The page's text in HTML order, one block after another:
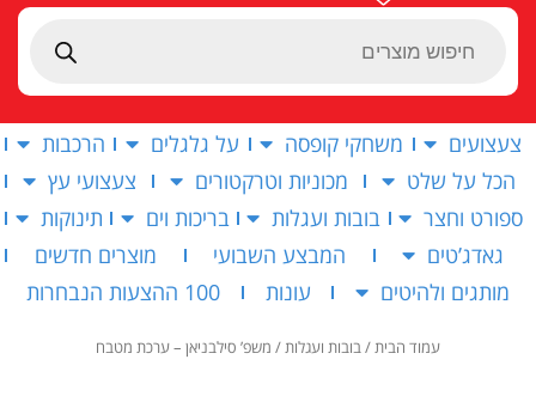
Products
צעצועים משחקי קופסה על גלגלים
הרכבות
הכל על שלט
מכוניות וטרקטורים
צעצועי עץ
ספורט וחצר
בובות ועגלות בריכות וים
תינוקות
גאדג’טים
המבצע השבועי
מוצרים חדשים
מותגים ולהיטים
עונות 100 ההצעות הנבחרות
עמוד הבית/בובות ועגלות/ משפ’ סילבניאן – ערכת מטבח